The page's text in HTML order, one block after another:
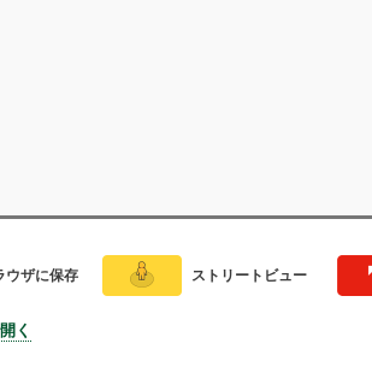
ウザに保存 ストリートビュー
く